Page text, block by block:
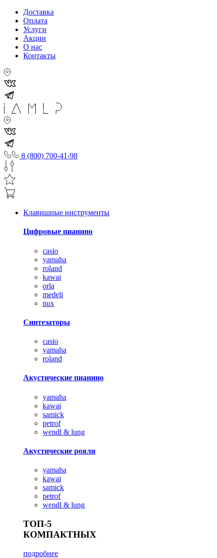
Доставка
Оплата
Услуги
Акции
О нас
Контакты
8 (800) 700-41-98
Клавишные инструменты
Цифровые пианино
casio
yamaha
roland
kawai
orla
medeli
nux
Синтезаторы
casio
yamaha
roland
Акустические пианино
yamaha
kawai
samick
petrof
wendl & lung
Акустические рояли
yamaha
kawai
samick
petrof
wendl & lung
ТОП-5
КОМПАКТНЫХ
подробнее